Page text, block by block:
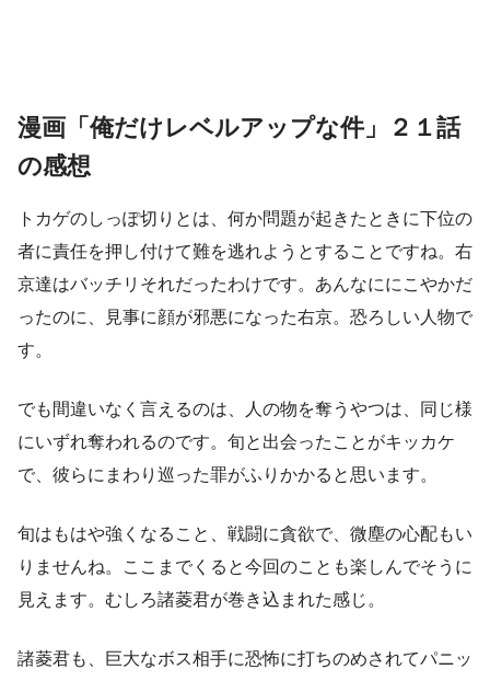
漫画「俺だけレベルアップな件」２１話
の感想
トカゲのしっぽ切りとは、何か問題が起きたときに下位の
者に責任を押し付けて難を逃れようとすることですね。右
京達はバッチリそれだったわけです。あんなににこやかだ
ったのに、見事に顔が邪悪になった右京。恐ろしい人物で
す。
でも間違いなく言えるのは、人の物を奪うやつは、同じ様
にいずれ奪われるのです。旬と出会ったことがキッカケ
で、彼らにまわり巡った罪がふりかかると思います。
旬はもはや強くなること、戦闘に貪欲で、微塵の心配もい
りませんね。ここまでくると今回のことも楽しんでそうに
見えます。むしろ諸菱君が巻き込まれた感じ。
諸菱君も、巨大なボス相手に恐怖に打ちのめされてパニッ